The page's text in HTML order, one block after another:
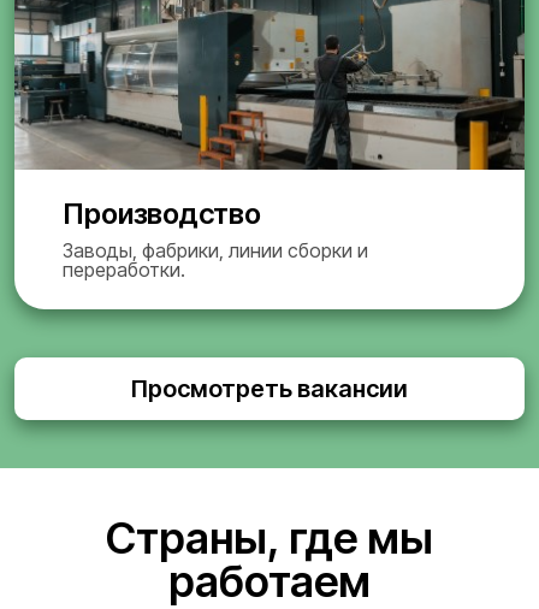
Производство
Заводы, фабрики, линии сборки и
переработки.
Просмотреть вакансии
Страны, где мы
работаем